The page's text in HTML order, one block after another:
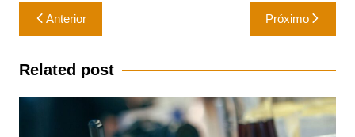
Navegação
de
Post
Anterior Próximo
Related post